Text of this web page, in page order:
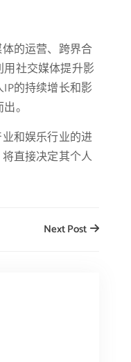
的运营、跨界合
社交媒体提升影
的持续增长和影
。
和娱乐行业的进
直接决定其个人
Next Post